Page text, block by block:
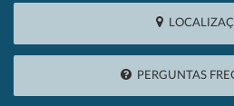
PERGUNTAS